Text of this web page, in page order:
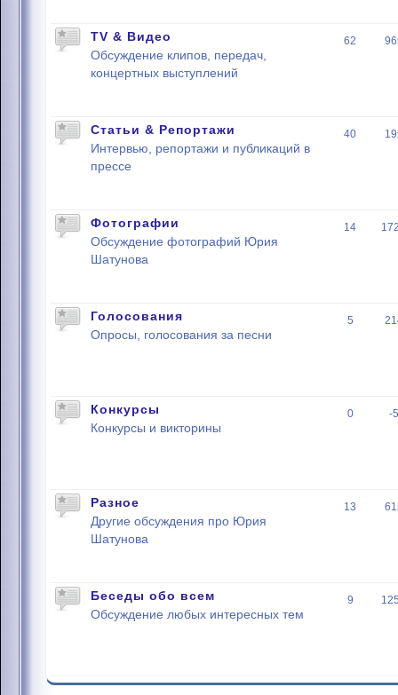
TV & Видео
Обсуждение клипов, передач,
концертных выступлений
62
Статьи & Репортажи
Интервью, репортажи и публикаций в
прессе
40
Фотографии
Обсуждение фотографий Юрия
Шатунова
14
Голосования
Опросы, голосования за песни
5
Конкурсы
Конкурсы и викторины
0 -
Разное
Другие обсуждения про Юрия
Шатунова
13
Беседы обо всем
Обсуждение любых интересных тем
9